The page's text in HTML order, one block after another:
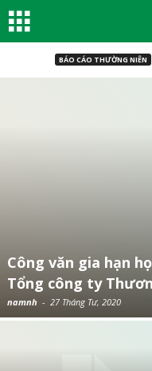
BÁO CÁO THƯỜNG NIÊN
Công văn gia hạn
Tổng công ty
namnh - 27 Tháng Tư, 2020